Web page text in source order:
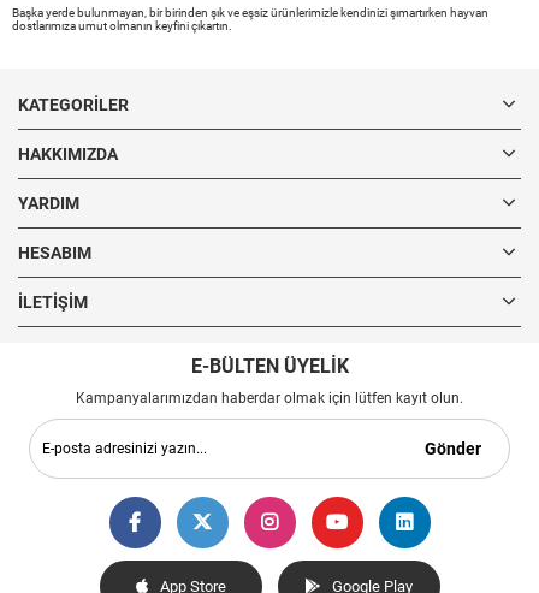
Başka yerde bulunmayan, bir birinden şık ve eşsiz ürünlerimizle kendinizi şımartırken hayvan
dostlarımıza umut olmanın keyfini çıkartın.
KATEGORILER
HAKKIMIZDA
YARDIM
HESABIM
İLETIŞIM
E-BÜLTEN ÜYELİK
Kampanyalarımızdan haberdar olmak için lütfen kayıt olun.
Gönder
App Store Google Play